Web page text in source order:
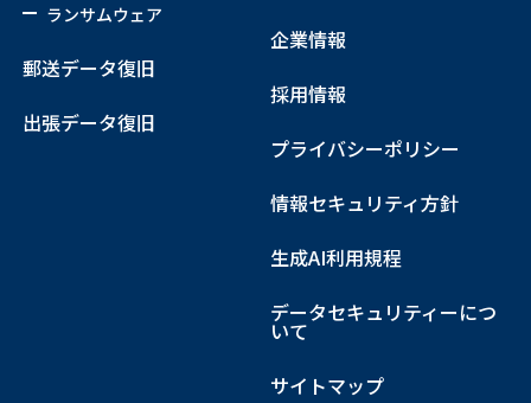
ランサムウェア
郵送データ復旧
出張データ復旧
企業情報
採用情報
プライバシーポリシー
情報セキュリティ方針
生成AI利用規程
データセキュリティーにつ
いて
サイトマップ